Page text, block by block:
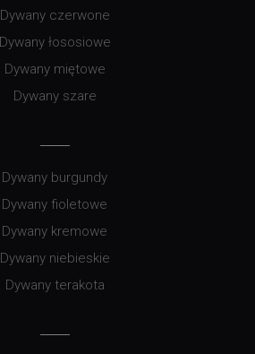
Dywany czerwone
Dywany łososiowe
Dywany miętowe
Dywany szare
Dywany burgundy
Dywany fioletowe
Dywany kremowe
Dywany niebieskie
Dywany terakota